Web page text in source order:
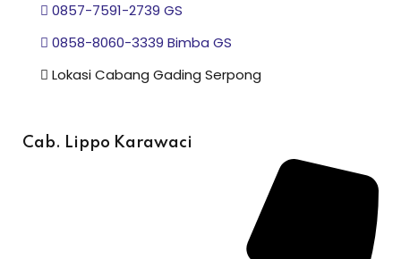
0857-7591-2739 GS
0858-8060-3339 Bimba GS
Lokasi Cabang Gading Serpong
Cab. Lippo Karawaci